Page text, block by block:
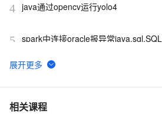
4 java通过opencv运行yolo4
5 spark中连接oracle报异常
6 二叉树 - 建立与遍历使用Java
7 Java 图书管理系统详解
相关课程